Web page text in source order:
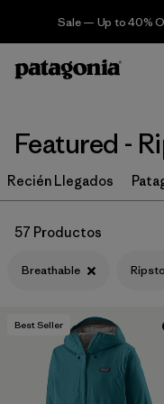
Sale — Up to 40%
Filter & Sort
Ordenar Por
Filtrar por
Category
Filtrar por
Filtrar por
Color
Featured -
Recién Llegados
57 Productos
Breathable
Best Seller